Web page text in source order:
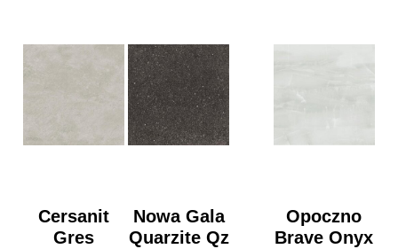
Cersanit
Gres
Opoczno
Brave Onyx
Nowa Gala
Quarzite Qz